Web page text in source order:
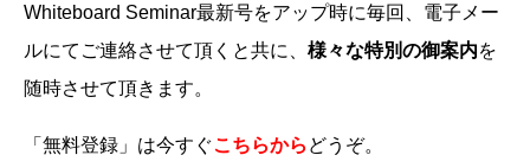
Whiteboard Seminar最新号をアップ時に毎回、電子メー
ルにてご連絡させて頂くと共に、 様々な特別の御案内を
随時させて頂きます。
「無料登録」は今すぐこちらから どうぞ。